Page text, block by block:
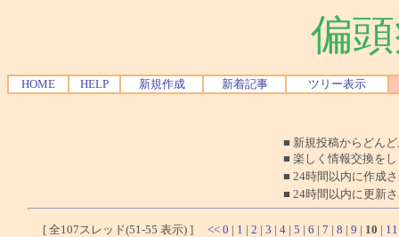
偏
HOME HELP 新規作成 新着記事 ツリー表示
■ 新規投稿からどん
■ 楽しく情報交換を
■ 24時間以内に作成
■ 24時間以内に更新
[ 全107スレッド(51-55 表示) ] << 0 | 1 | 2 | 3 | 4 | 5 | 6 | 7 | 8 | 9 | 10 | 11